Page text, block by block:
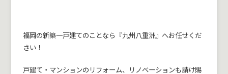
福岡の新築一戸建てのことなら『九州八重洲』へお任せくだ
さい！
戸建て・マンションのリフォーム、リノベーションも請け賜